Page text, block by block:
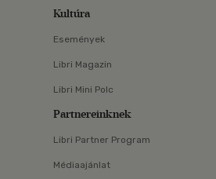
Kultúra
Események
Libri Magazin
Libri Mini Polc
Partnereinknek
Libri Partner Program
Médiaajánlat